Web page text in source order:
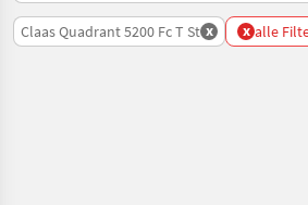
Claas Quadrant 5200 Fc T St x x alle